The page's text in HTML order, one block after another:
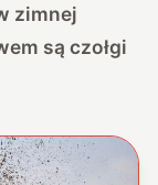
zimnej
są czołgi